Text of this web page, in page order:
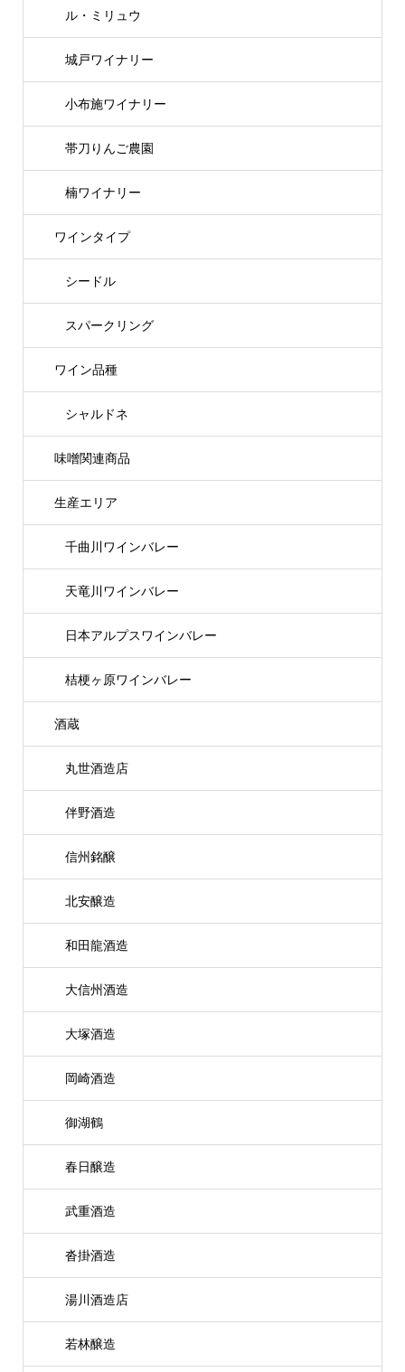
ル・ミリュウ
城戸ワイナリー
小布施ワイナリー
帯刀りんご農園
楠ワイナリー
ワインタイプ
シードル
スパークリング
ワイン品種
シャルドネ
味噌関連商品
生産エリア
千曲川ワインバレー
天竜川ワインバレー
日本アルプスワインバレー
桔梗ヶ原ワインバレー
酒蔵
丸世酒造店
伴野酒造
信州銘醸
北安醸造
和田龍酒造
大信州酒造
大塚酒造
岡崎酒造
御湖鶴
春日醸造
武重酒造
沓掛酒造
湯川酒造店
若林醸造